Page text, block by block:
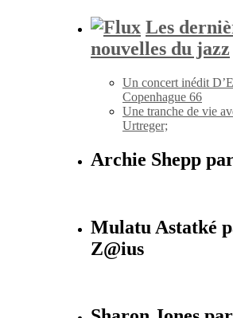
Les
nouvelles du jazz
Un concert inédit
Copenhague 66
Une tranche de vie
Urtreger;
Archie Shepp
Mulatu Astatké
Z@ius